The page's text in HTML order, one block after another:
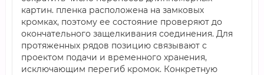
картин. пленка расположена на замковых
кромках, поэтому ее состояние проверяют до
окончательного защелкивания соединения. Для
протяженных рядов позицию связывают с
проектом подачи и временного хранения,
исключающим перегиб кромок. Конкретную